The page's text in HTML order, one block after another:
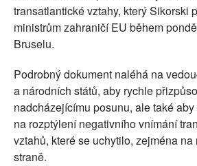
transatlantické vztahy, který Sikorski
ministrům zahraničí EU během
Bruselu.
Podrobný dokument naléhá na
a národních států, aby rychle
nadcházejícímu posunu, ale také
na rozptýlení negativního vnímání
vztahů, které se uchytilo, zejména
straně.